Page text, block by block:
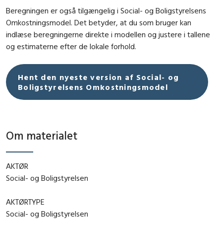
Beregningen er også tilgængelig i Social- og Boligstyrelsens
Omkostningsmodel. Det betyder, at du som bruger kan
indlæse beregningerne direkte i modellen og justere i tallene
og estimaterne efter de lokale forhold.
Hent den nyeste version af Social- og
Boligstyrelsens Omkostningsmodel
Om materialet
AKTØR
Social- og Boligstyrelsen
AKTØRTYPE
Social- og Boligstyrelsen